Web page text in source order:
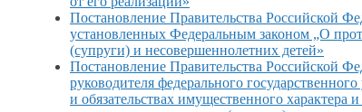
Постановление Правительства Российской
установленных Федеральным законом „О
(супруги) и несовершеннолетних детей»
Постановление Правительства Российской
руководителя федерального
и обязательствах имущественного характера